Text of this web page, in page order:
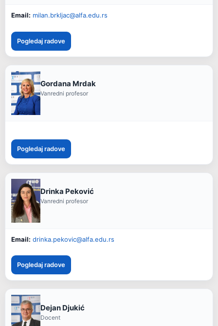
Email: milan.brkljac@alfa.edu.rs
Pogledaj radove
Gordana Mrdak
Vanredni profesor
Pogledaj radove
Drinka Peković
Vanredni profesor
Email: drinka.pekovic@alfa.edu.rs
Pogledaj radove
Dejan Djukić
Docent